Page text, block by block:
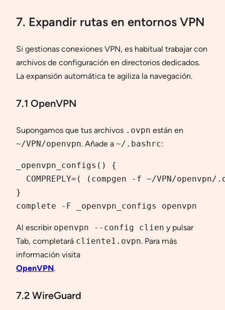
7. Expandir rutas en entornos VPN
Si gestionas conexiones VPN, es habitual trabajar con
archivos de configuración en directorios dedicados.
La expansión automática te agiliza la navegación.
7.1 OpenVPN
Supongamos que tus archivos .ovpn están en
~/VPN/openvpn. Añade a ~/.bashrc:
_openvpn_configs() {
COMPREPLY=( (compgen -f ~/VPN/openvpn/
}
complete -F _openvpn_configs openvpn
Al escribir openvpn --config clien y pulsar
Tab, completará cliente1.ovpn. Para más
información visita
OpenVPN.
7.2 WireGuard